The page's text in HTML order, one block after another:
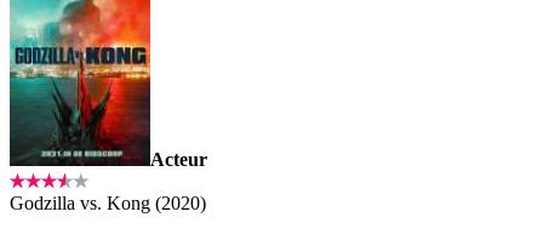
Acteur
Godzilla vs. Kong (2020)